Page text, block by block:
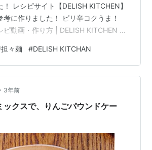
レシピサイト【DELISH KITCHEN】
考に作りました！ ピリ辛コクうま！
ピ動画・作り方 | DELISH KITCHEN ち
材料にエノキを追加、鶏ガラスープの
ンを使い、味噌を少し多めに入れまし
の旨味たっぷりな濃厚坦々スープで、
っぷり摂れるので、我が家の定番メ
た！ 冷凍餃子の代わりに、豚バラ肉を
担々麺 #DELISH KITCHAN
3年前
ックスで、りんごパウンドケー